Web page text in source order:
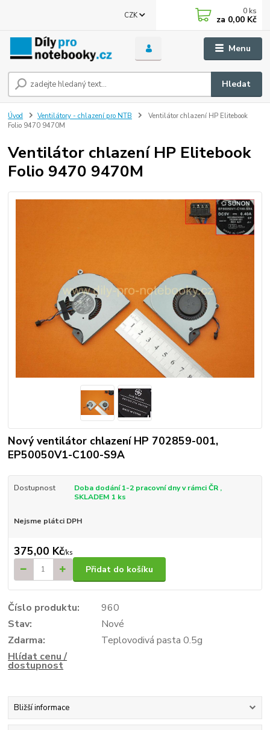
Menu
CZK
Hledat
0 ks
za 0,00 Kč
Úvod Ventilátory - chlazení pro NTB
Ventilátor chlazení HP Elitebook
Folio 9470 9470M
Ventilátor chlazení HP Elitebook
Folio 9470 9470M
Nový ventilátor chlazení HP 702859-001,
EP50050V1-C100-S9A
Dostupnost
Doba dodání 1-2 pracovní dny v rámci ČR ,
SKLADEM 1 ks
Nejsme plátci DPH
375,00 Kč/ks
Přidat do košíku
Číslo produktu:
960
Stav:
Nové
Zdarma:
Teplovodivá pasta 0.5g
Hlídat cenu /
dostupnost
Bližší informace